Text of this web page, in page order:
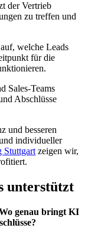
der Vertrieb
zu treffen und
welche Leads
für die
Sales-Teams
Abschlüsse
und besseren
individueller
Stuttgart zeigen wir,
unterstützt
genau bringt KI